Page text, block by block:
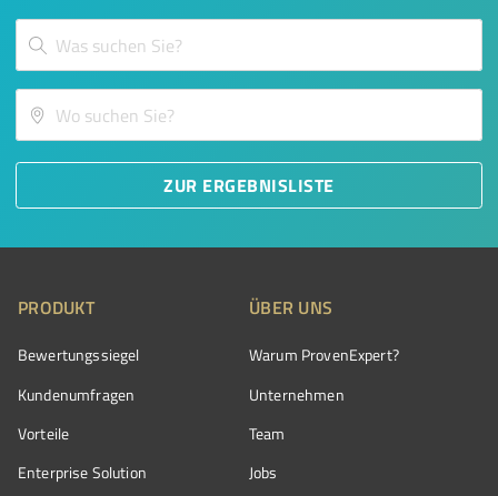
ZUR ERGEBNISLISTE
PRODUKT
Bewertungssiegel
Kundenumfragen
Vorteile
Enterprise Solution
ÜBER UNS
Warum ProvenExpert?
Unternehmen
Team
Jobs